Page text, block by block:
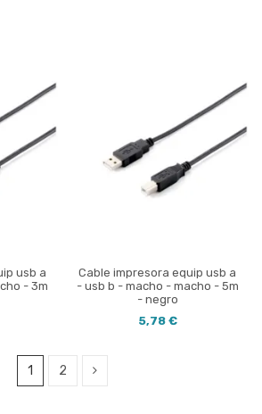
usb a
- 3m
Cable impresora equip usb a
- usb b - macho - macho - 5m
- negro
5,78 €
1 2